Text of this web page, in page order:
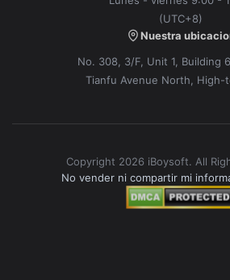
(UTC+8)
Nuestra
No. 308, 3/F, Unit 1, Building
Tianfu Avenue North, High-
Copyright 2026 iBoysoft. All
No vender ni compartir mi